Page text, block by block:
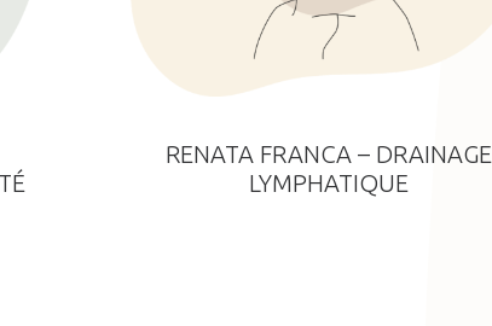
RENATA FRANCA – DRAINAGE
LYMPHATIQUE